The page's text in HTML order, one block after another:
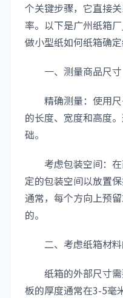
个关键步骤，它直接
率。以下是广州纸箱
做小型纸如何纸箱确
一、测量商品尺寸
精确测量：使用尺
的长度、宽度和高度
础。
考虑包装空间：在
定的包装空间以放置
通常，每个方向上预
的。
二、考虑纸箱材料
纸箱的外部尺寸需
板的厚度通常在3-5毫